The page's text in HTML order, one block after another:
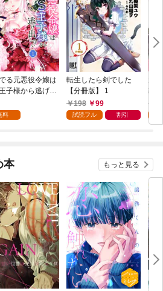
る元悪役令嬢は
子様から逃げ出
【分冊版】 1
料
転生したら剣でした
【分冊版】 1
198
99
試読フル 割引
元
隷
が
い
本 もっと見る